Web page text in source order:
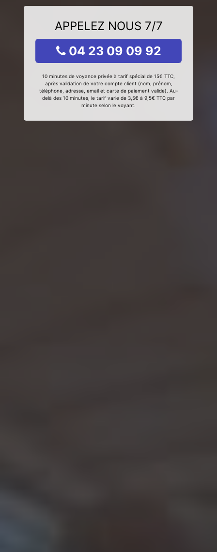
APPELEZ NOUS 7/7
04 23 09 09 92
10 minutes de voyance privée à tarif spécial de 15€ TTC,
après validation de votre compte client (nom, prénom,
téléphone, adresse, email et carte de paiement valide). Au-
delà des 10 minutes, le tarif varie de 3,5€ à 9,5€ TTC par
minute selon le voyant.